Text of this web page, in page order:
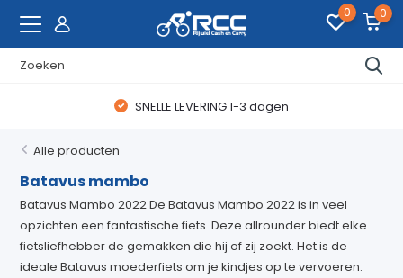
0 0
SNELLE LEVERING 1-3 dagen
Alle producten
Batavus mambo
Batavus Mambo 2022 De Batavus Mambo 2022 is in veel
opzichten een fantastische fiets. Deze allrounder biedt elke
fietsliefhebber de gemakken die hij of zij zoekt. Het is de
ideale Batavus moederfiets om je kindjes op te vervoeren.